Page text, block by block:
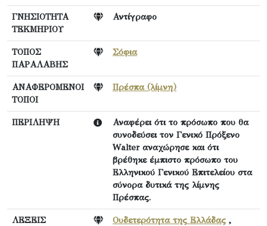
ΓΝΗΣΙΟΤΗΤΑ
ΤΕΚΜΗΡΙΟΥ
Αντίγραφο
ΤΟΠΟΣ
ΠΑΡΑΛΑΒΗΣ
Σόφια
ΑΝΑΦΕΡΟΜΕΝΟΙ
ΤΟΠΟΙ
Πρέσπα (λίμνη)
ΠΕΡΙΛΗΨΗ
Αναφέρει ότι το πρόσωπο που θα
συνοδεύσει τον Γενικό Πρόξενο
Walter αναχώρησε και ότι
βρέθηκε έμπιστο πρόσωπο του
Ελληνικού Γενικού Επιτελείου στα
σύνορα δυτικά της λίμνης
Πρέσπας.
ΛΕΞΕΙΣ
Ουδετερότητα της Ελλάδας ,